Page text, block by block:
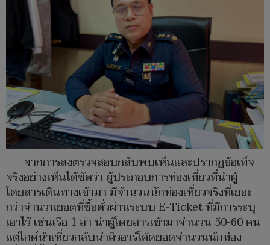
จากการลงตรวจสอบกลับพบเห็นและปรากฏข้อเท็จ
จริงอย่างเห็นได้ชัดว่า ผู้ประกอบการท่องเที่ยวที่นำผู้
โดยสารเดินทางเข้ามา มีจำนวนนักท่องเที่ยวจริงที่เยอะ
กว่าจำนวนยอดที่ซื้อตั๋วผ่านระบบ E-Ticket ที่มีการระบุ
เอาไว้ เช่นเรือ 1 ลำ นำผู้โดยสารเข้ามาจำนวน 50-60 คน
แต่ไกด์นำเที่ยวกลับนำคิวอาร์โค้ดยอดจำนวนนักท่อง